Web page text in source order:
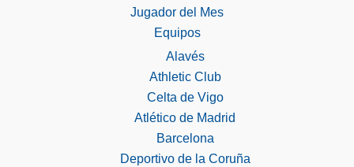
Jugador del Mes
Equipos
Alavés
Athletic Club
Celta de Vigo
Atlético de Madrid
Barcelona
Deportivo de la Coruña